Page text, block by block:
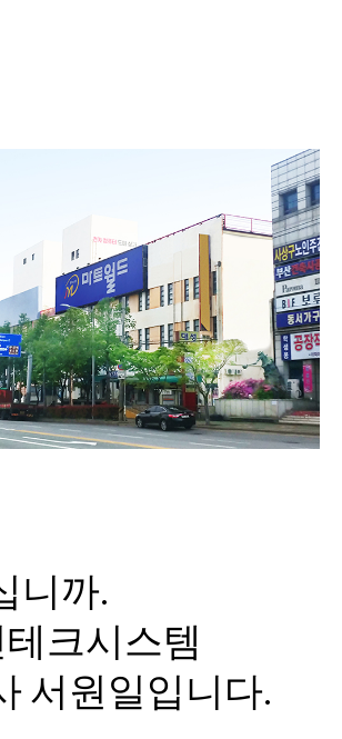
니까.
크시스템
서원일입니다.